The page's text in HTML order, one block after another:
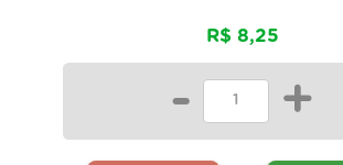
R$ 8,25
- +